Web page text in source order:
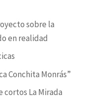
sobre la
en realidad
Conchita Monrás”
cortos La Mirada